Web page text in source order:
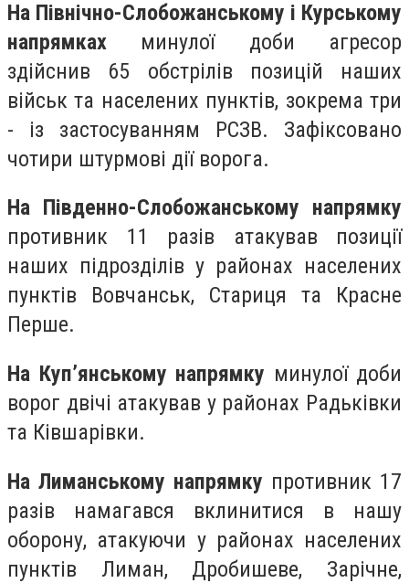
На Північно-Слобожанському і Курському
напрямках минулої доби агресор
здійснив 65 обстрілів позицій наших
військ та населених пунктів, зокрема три
- із застосуванням РСЗВ. Зафіксовано
чотири штурмові дії ворога.
На Південно-Слобожанському напрямку
противник 11 разів атакував позиції
наших підрозділів у районах населених
пунктів Вовчанськ, Стариця та Красне
Перше.
На Куп’янському напрямку минулої доби
ворог двічі атакував у районах Радьківки
та Ківшарівки.
На Лиманському напрямку противник 17
разів намагався вклинитися в нашу
оборону, атакуючи у районах населених
пунктів Лиман, Дробишеве, Зарічне,